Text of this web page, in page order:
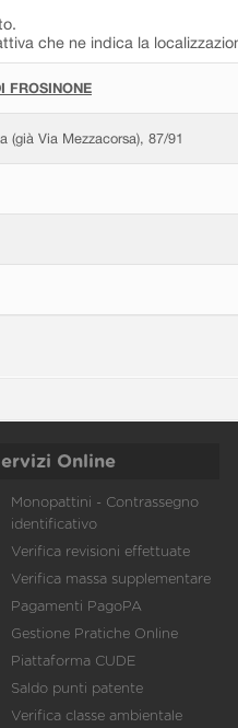
che ne indica la
FROSINONE
(già Via Mezzacorsa), 87/91
Online
Monopattini - Contrassegno
identificativo
Verifica revisioni effettuate
Verifica massa supplementare
Pagamenti PagoPA
Gestione Pratiche Online
Piattaforma CUDE
Saldo punti patente
Verifica classe ambientale